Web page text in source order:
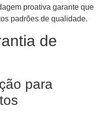
proativa garante que
padrões de qualidade.
de
para